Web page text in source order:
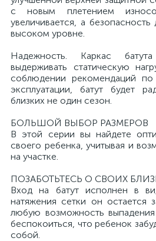
с новым плетением
увеличивается, а
высоком уровне.
Надежность. Каркас
выдерживать статическую
соблюдении рекомендаций
эксплуатации, батут будет
близких не один сезон.
БОЛЬШОЙ ВЫБОР РАЗМЕРОВ
В этой серии вы найдете
своего ребенка, учитывая и
на участке.
ПОЗАБОТЬТЕСЬ О СВОИХ
Вход на батут исполнен в
натяжения сетки он остается
любую возможность
беспокоиться, что ребенок
собой.